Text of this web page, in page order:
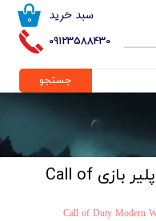
09123588430
۰ سبد خرید
جستجو
رونمایی از تاریخ بتای مولتی پلیر بازی Call of
Call of Duty Modern